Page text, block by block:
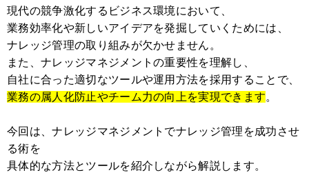
現代の競争激化するビジネス環境において、
業務効率化や新しいアイデアを発掘していくためには、
ナレッジ管理の取り組みが欠かせません。
また、ナレッジマネジメントの重要性を理解し、
自社に合った適切なツールや運用方法を採用することで、
業務の属人化防止やチーム力の向上を実現できます。
今回は、ナレッジマネジメントでナレッジ管理を成功させ
る術を
具体的な方法とツールを紹介しながら解説します。